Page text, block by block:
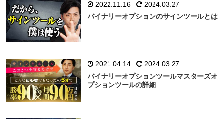
2022.11.16
2024.03.27
バイナリーオプションのサインツールとは
2021.04.14
2024.03.27
バイナリーオプションツールマスターズオ
プションツールの詳細